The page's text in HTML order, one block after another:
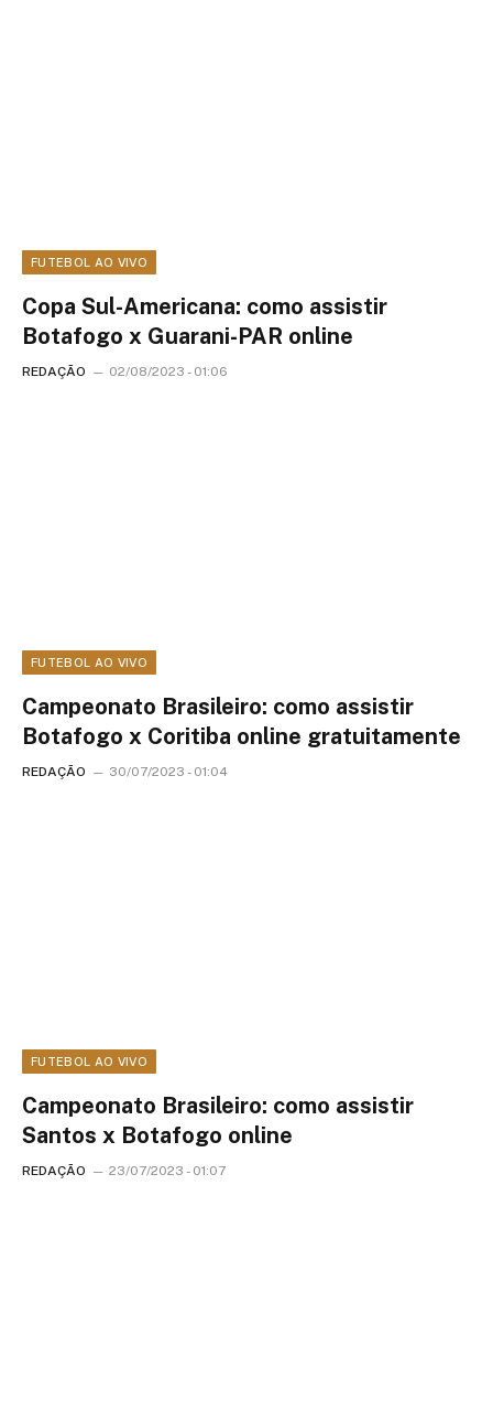
FUTEBOL AO VIVO
Copa Sul-Americana: como assistir
Botafogo x Guarani-PAR online
REDAÇÃO 02/08/2023 - 01:06
FUTEBOL AO VIVO
Campeonato Brasileiro: como assistir
Botafogo x Coritiba online gratuitamente
REDAÇÃO 30/07/2023 - 01:04
FUTEBOL AO VIVO
Campeonato Brasileiro: como assistir
Santos x Botafogo online
REDAÇÃO 23/07/2023 - 01:07